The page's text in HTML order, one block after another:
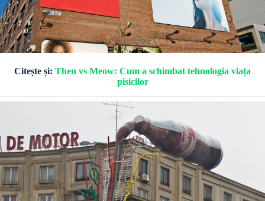
Citește și: Then vs Meow: Cum a schimbat tehnologia viața
pisicilor